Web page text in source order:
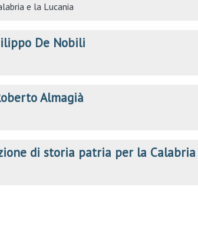
e la Lucania
De Nobili
Almagià
di storia patria per la Calabria